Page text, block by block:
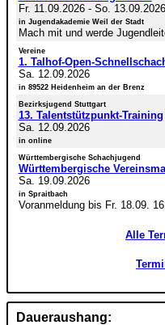
Fr. 11.09.2026- So. 13.09.2026
in Jugendakademie Weil der Stadt
Mach mit und werde
Vereine
1. Talhof-Open-
Sa. 12.09.2026
in 89522 Heidenheim an der Brenz
Bezirksjugend Stuttgart
13. Talentstützpunkt-Training
Sa. 12.09.2026
in online
Württembergische Schachjugend
Württembergische
Sa. 19.09.2026
in Spraitbach
Voranmeldung bis Fr. 18.09.
Alle
Daueraushang: